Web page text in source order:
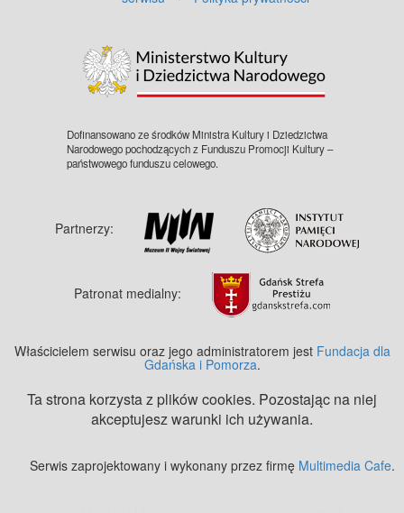
Dofinansowano ze środków Ministra Kultury i Dziedzictwa
Narodowego pochodzących z Funduszu Promocji Kultury –
państwowego funduszu celowego.
Partnerzy:
Patronat medialny:
Właścicielem serwisu oraz jego administratorem jest Fundacja dla
Gdańska i Pomorza.
Ta strona korzysta z plików cookies. Pozostając na niej
akceptujesz warunki ich używania.
Serwis zaprojektowany i wykonany przez firmę Multimedia Cafe.